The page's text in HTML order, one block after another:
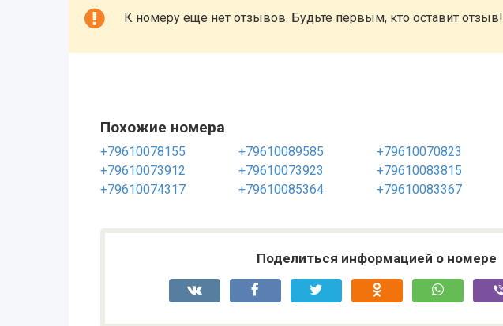
К номеру еще нет отзывов. Будьте первым, кто оставит отзыв!
Похожие номера
+79610078155 +79610089585 +79610070823
+79610073912
+79610073923 +79610083815
+79610074317
+79610085364 +79610083367
Поделиться информацией о номере